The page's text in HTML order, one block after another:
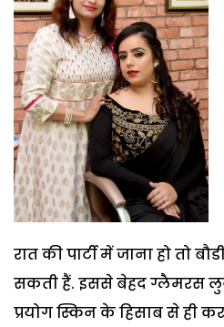
रात की पार्टी में जाना हो तो
सकती हैं. इससे बेहद ग्लैमरस
प्रयोग स्किन के हिसाब से ही